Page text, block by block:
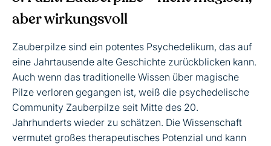
aber wirkungsvoll
Zauberpilze sind ein potentes Psychedelikum, das auf
eine Jahrtausende alte Geschichte zurückblicken kann.
Auch wenn das traditionelle Wissen über magische
Pilze verloren gegangen ist, weiß die psychedelische
Community Zauberpilze seit Mitte des 20.
Jahrhunderts wieder zu schätzen. Die Wissenschaft
vermutet großes therapeutisches Potenzial und kann